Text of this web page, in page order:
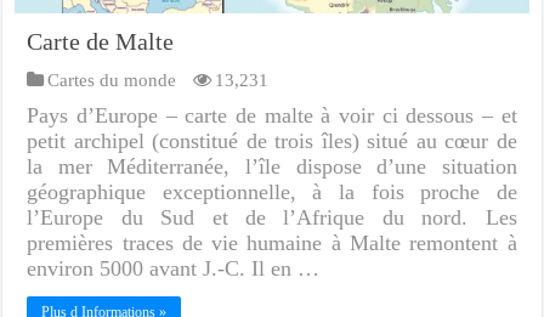
Carte de Malte
Cartes du monde 13,231
Pays d’Europe – carte de malte à voir ci dessous – et
petit archipel (constitué de trois îles) situé au cœur de
la mer Méditerranée, l’île dispose d’une situation
géographique exceptionnelle, à la fois proche de
l’Europe du Sud et de l’Afrique du nord. Les
premières traces de vie humaine à Malte remontent à
environ 5000 avant J.-C. Il en …
Plus d Informations »